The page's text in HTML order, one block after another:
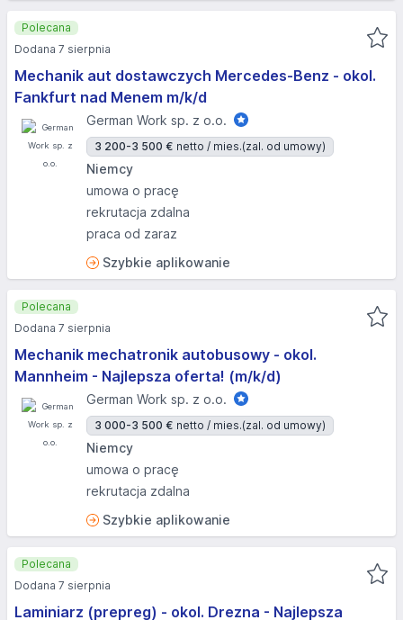
Mechanik aut dostawczych Mercedes-Benz - okol.
Fankfurt nad Menem m/k/d
German Work sp. z o.o.
3 200-3 500 € netto / mies.(zal. od umowy)
Niemcy
umowa o pracę
rekrutacja zdalna
praca od zaraz
Szybkie aplikowanie
Polecana
Dodana 7 sierpnia
Mechanik mechatronik autobusowy - okol.
Mannheim - Najlepsza oferta! (m/k/d)
German Work sp. z o.o.
3 000-3 500 € netto / mies.(zal. od umowy)
Niemcy
umowa o pracę
rekrutacja zdalna
Szybkie aplikowanie
Polecana
Dodana 7 sierpnia
Laminiarz (prepreg) - okol. Drezna - Najlepsza
Polecana
Dodana 7 sierpnia